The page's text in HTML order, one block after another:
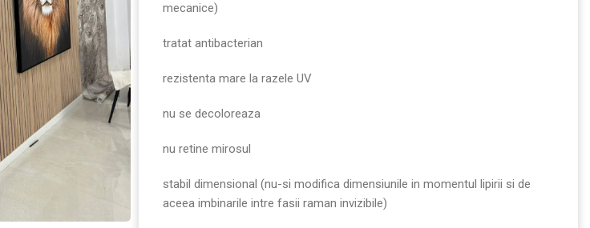
mecanice)
tratat antibacterian
rezistenta mare la razele UV
nu se decoloreaza
nu retine mirosul
stabil dimensional (nu-si modifica dimensiunile in momentul lipirii si de
aceea imbinarile intre fasii raman invizibile)